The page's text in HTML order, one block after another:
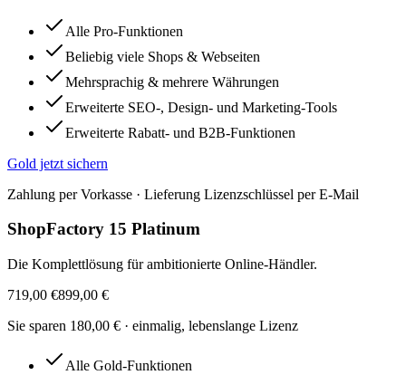
Alle Pro-Funktionen
Beliebig viele Shops & Webseiten
Mehrsprachig & mehrere Währungen
Erweiterte SEO-, Design- und Marketing-Tools
Erweiterte Rabatt- und B2B-Funktionen
Gold jetzt sichern
Zahlung per Vorkasse · Lieferung Lizenzschlüssel per E-Mail
ShopFactory 15 Platinum
Die Komplettlösung für ambitionierte Online-Händler.
719,00 €899,00 €
Sie sparen 180,00 € · einmalig, lebenslange Lizenz
Alle Gold-Funktionen